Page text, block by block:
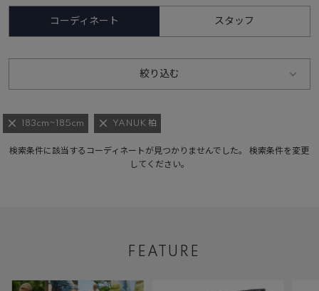
コーディネート スタッフ
絞り込む
183cm~185cm YANUK 柏
検索条件に該当するコーディネートが見つかりませんでした。 検索条件を変更
してください。
FEATURE